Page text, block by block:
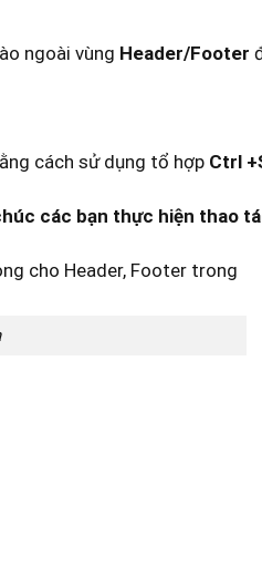
ngoài vùng Header/Footer
cách sử dụng tổ hợp Ctrl
các bạn thực hiện thao